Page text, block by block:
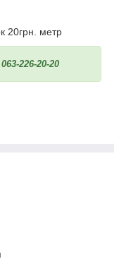
20грн. метр
226-20-20